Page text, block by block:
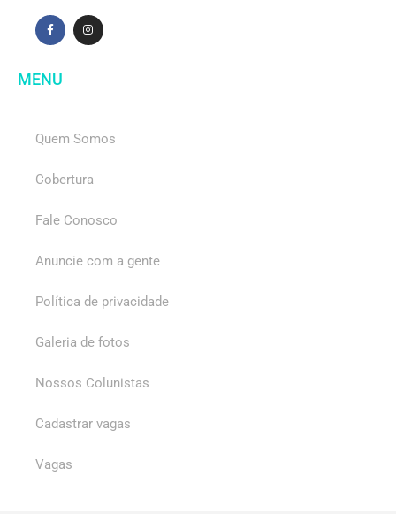
MENU
Quem Somos
Cobertura
Fale Conosco
Anuncie com a gente
Política de privacidade
Galeria de fotos
Nossos Colunistas
Cadastrar vagas
Vagas